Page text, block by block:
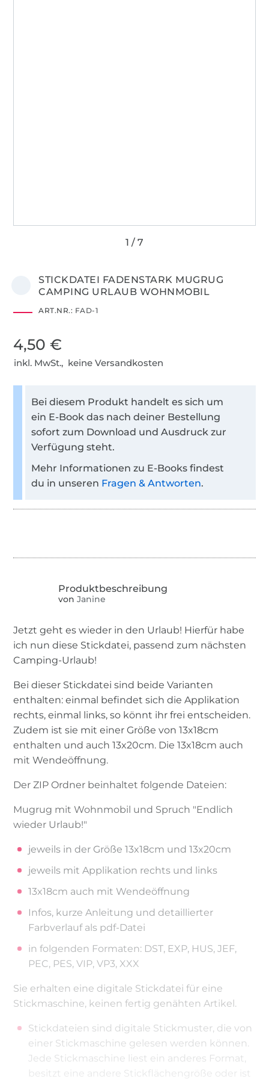
STICKDATEI FADENSTARK MUGRUG
CAMPING URLAUB WOHNMOBIL
ART.NR.: FAD-1
4,50 €
inkl. MwSt., keine Versandkosten
Bei diesem Produkt handelt es sich um
ein E-Book das nach deiner Bestellung
sofort zum Download und Ausdruck zur
Verfügung steht.
Mehr Informationen zu E-Books findest
du in unseren Fragen & Antworten.
von Janine
Jetzt geht es wieder in den Urlaub! Hierfür habe
ich nun diese Stickdatei, passend zum nächsten
Camping-Urlaub!
Bei dieser Stickdatei sind beide Varianten
enthalten: einmal befindet sich die Applikation
rechts, einmal links, so könnt ihr frei entscheiden.
Zudem ist sie mit einer Größe von 13x18cm
enthalten und auch 13x20cm. Die 13x18cm auch
mit Wendeöffnung.
Der ZIP Ordner beinhaltet folgende Dateien:
Mugrug mit Wohnmobil und Spruch "Endlich
wieder Urlaub!"
jeweils in der Größe 13x18cm und 13x20cm
jeweils mit Applikation rechts und links
13x18cm auch mit Wendeöffnung
Infos, kurze Anleitung und detaillierter
Farbverlauf als pdf-Datei
in folgenden Formaten: DST, EXP, HUS, JEF,
PEC, PES, VIP, VP3, XXX
Sie erhalten eine digitale Stickdatei für eine
Stickmaschine, keinen fertig genähten Artikel.
Stickdateien sind digitale Stickmuster, die von
einer Stickmaschine gelesen werden können.
Jede Stickmaschine liest ein anderes Format,
besitzt eine andere Stickflächengröße oder ist